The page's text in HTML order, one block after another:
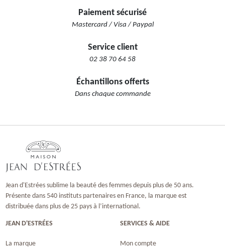
Paiement sécurisé
Mastercard / Visa / Paypal
Service client
02 38 70 64 58
Échantillons offerts
Dans chaque commande
Jean d'Estrées sublime la beauté des femmes depuis plus de 50 ans.
Présente dans 540 instituts partenaires en France, la marque est
distribuée dans plus de 25 pays à l’international.
JEAN D'ESTRÉES
La marque
SERVICES & AIDE
Mon compte